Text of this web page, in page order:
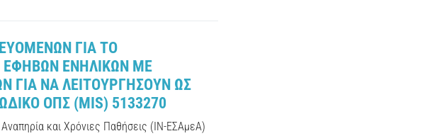
ΓΙΑ ΤΟ
ΕΦΗΒΩΝ ΕΝΗΛΙΚΩΝ ΜΕ
ΓΙΑ ΝΑ ΛΕΙΤΟΥΡΓΗΣΟΥΝ ΩΣ
ΟΠΣ (MIS) 5133270
και Χρόνιες Παθήσεις (ΙΝ-ΕΣΑμεΑ)